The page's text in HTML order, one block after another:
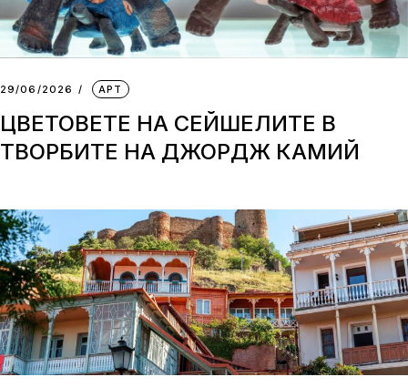
29/06/2026 АРТ
ЦВЕТОВЕТЕ НА СЕЙШЕЛИТЕ В
ТВОРБИТЕ НА ДЖОРДЖ КАМИЙ